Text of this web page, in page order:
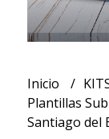
Inicio
Plantillas
Santiago del